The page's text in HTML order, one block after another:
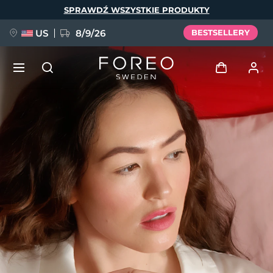
SPRAWDŹ WSZYSTKIE PRODUKTY
US 8/9/26 BESTSELLERY
Zaloguj
Profil użytkownika
Moje urządzenia
Moje zamówienia
Moje adresy
Moje subskrypcje
FAQ™ Pure Beauty-Tech Elixir
BREAKING NEWS
issa™ Teeth Whitening Set
Język
English Deutsch
Español
Français
Português
Polski
Svenska
Русский
Türkçe
简体中文 繁體中文